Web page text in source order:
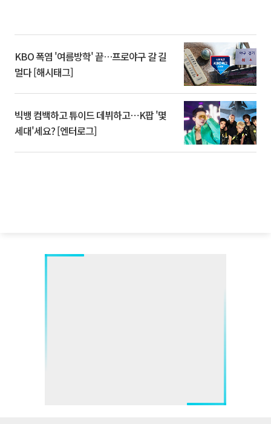
KBO 폭염 '여름방학' 끝…프로야구 갈 길
멀다 [해시태그]
빅뱅 컴백하고 튜이드 데뷔하고⋯K팝 '몇
세대'세요? [엔터로그]